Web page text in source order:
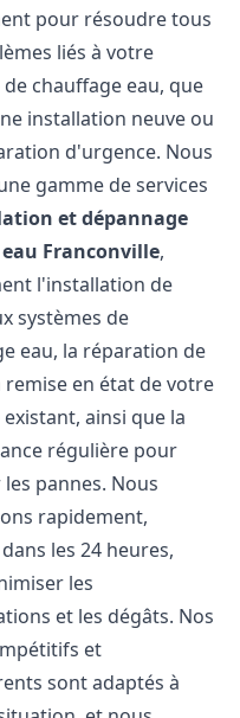
pour résoudre tous
liés à votre
chauffage eau, que
installation neuve ou
d'urgence. Nous
gamme de services
et dépannage
Franconville,
l'installation de
systèmes de
eau, la réparation de
remise en état de votre
ainsi que la
régulière pour
pannes. Nous
rapidement,
les 24 heures,
les
et les dégâts. Nos
et
sont adaptés à